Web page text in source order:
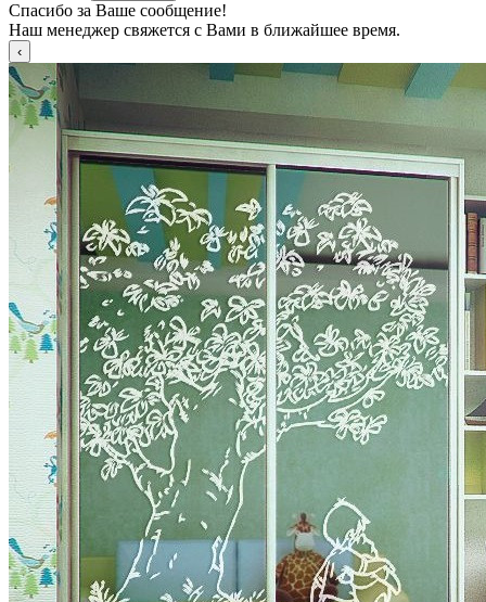
Спасибо за Ваше сообщение!
Наш менеджер свяжется с Вами в ближайшее время.